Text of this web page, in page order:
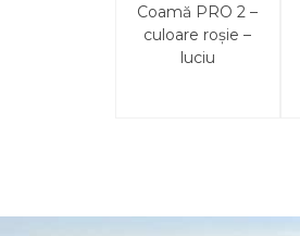
Coamă PRO 2 –
culoare roșie –
luciu